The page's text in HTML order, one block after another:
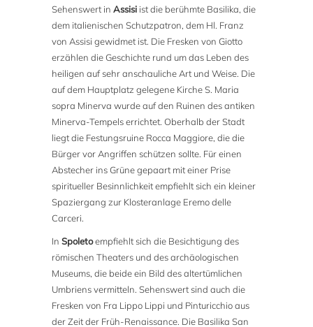
Sehenswert inAssisi ist die berühmte Basilika, die
dem italienischen Schutzpatron, dem Hl. Franz
von Assisi gewidmet ist. Die Fresken von Giotto
erzählen die Geschichte rund um das Leben des
heiligen auf sehr anschauliche Art und Weise. Die
auf dem Hauptplatz gelegene Kirche S. Maria
sopra Minerva wurde auf den Ruinen des antiken
Minerva-Tempels errichtet. Oberhalb der Stadt
liegt die Festungsruine Rocca Maggiore, die die
Bürger vor Angriffen schützen sollte. Für einen
Abstecher ins Grüne gepaart mit einer Prise
spiritueller Besinnlichkeit empfiehlt sich ein kleiner
Spaziergang zur Klosteranlage Eremo delle
Carceri.
InSpoletoempfiehlt sich die Besichtigung des
römischen Theaters und des archäologischen
Museums, die beide ein Bild des altertümlichen
Umbriens vermitteln. Sehenswert sind auch die
Fresken von Fra Lippo Lippi und Pinturicchio aus
der Zeit der Früh-Renaissance. Die Basilika San